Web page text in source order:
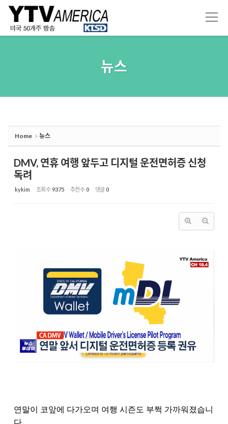
뉴스
Home 뉴스
DMV, 연휴 여행 앞두고 디지털 운전면허증 신청
독려
kykim 조회 수9375 추천 수0 댓글0
연말이 코앞에 다가오며 여행 시즌도 부쩍 가까워졌습니
다.